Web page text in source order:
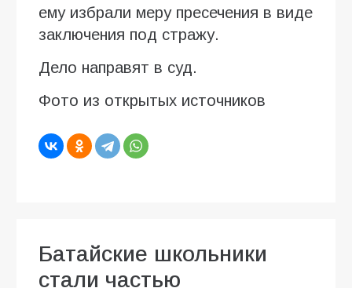
ему избрали меру пресечения в виде
заключения под стражу.
Дело направят в суд.
Фото из открытых источников
Батайские школьники
стали частью